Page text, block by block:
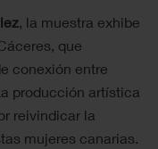
, la muestra exhibe
que
conexión entre
producción artística
reivindicar la
mujeres canarias.